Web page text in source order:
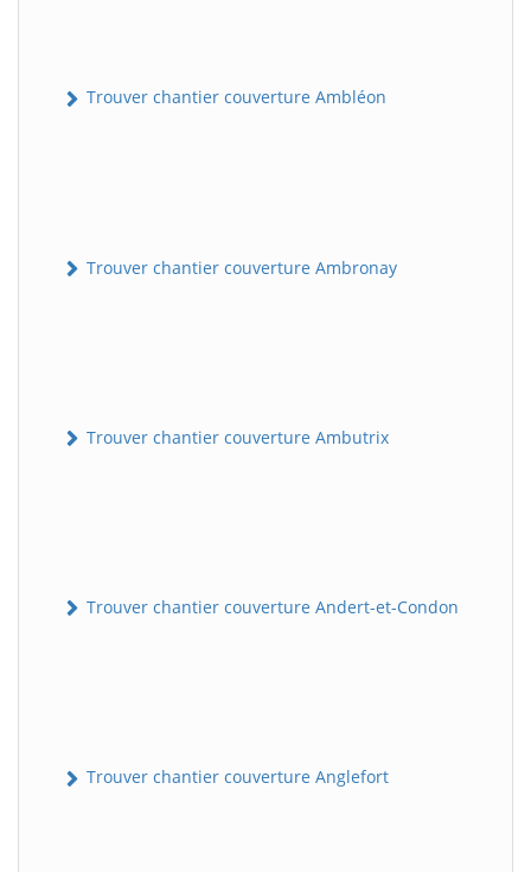
Trouver chantier couverture Ambléon
Trouver chantier couverture Ambronay
Trouver chantier couverture Ambutrix
Trouver chantier couverture Andert-et-Condon
Trouver chantier couverture Anglefort